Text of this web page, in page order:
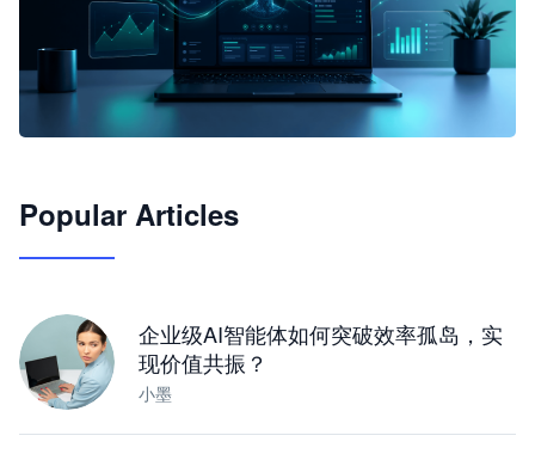
JimoClaw 桌面 AI Agent 工作台
Popular Articles
企业级AI智能体如何突破效率孤岛，实
现价值共振？
小墨